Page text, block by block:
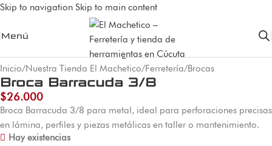
Skip to navigation Skip to main content
Menú
Inicio/Nuestra Tienda El Machetico/Ferretería/Brocas
Broca Barracuda 3/8
$26.000
Broca Barracuda 3/8 para metal, ideal para perforaciones precisas
en lámina, perfiles y piezas metálicas en taller o mantenimiento.
Hay existencias